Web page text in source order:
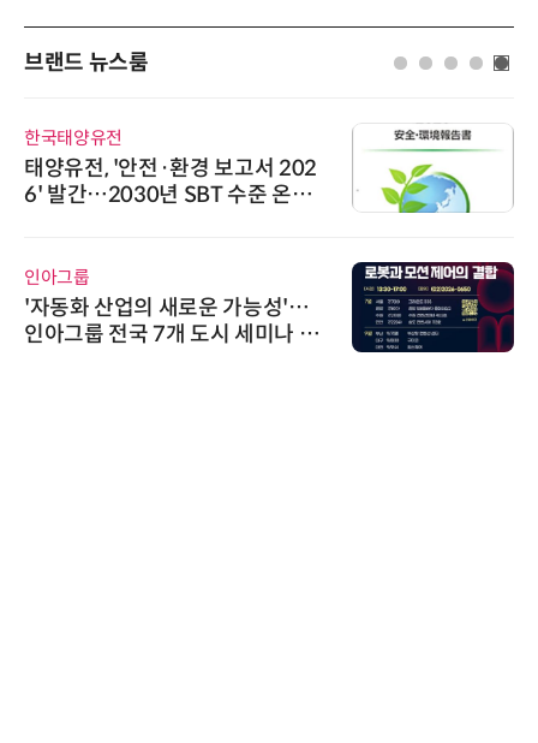
브랜드 뉴스룸
한국태양유전
태양유전, '안전·환경 보고서 202
6' 발간…2030년 SBT 수준 온실
인아그룹
'자동화 산업의 새로운 가능성'…
인아그룹 전국 7개 도시 세미나 페